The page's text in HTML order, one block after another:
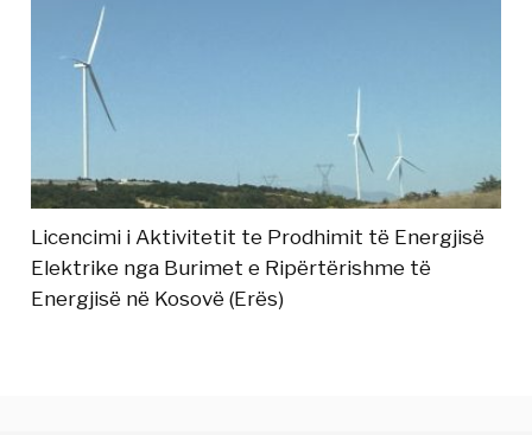
Licencimi i Aktivitetit te Prodhimit të Energjisë
Elektrike nga Burimet e Ripërtërishme të
Energjisë në Kosovë (Erës)